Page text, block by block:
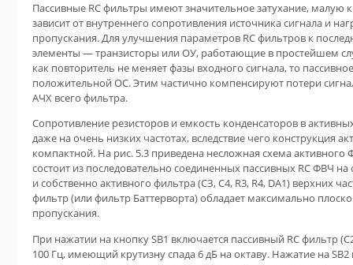
Пассивные RC фильтры имеют значительное затухание, малую
зависит от внутреннего сопротивления источника сигнала и
пропускания. Для улучшения параметров RC фильтров к
элементы — транзисторы или ОУ, работающие в простейшем
как повторитель не меняет фазы входного сигнала, то
положительной ОС. Этим частично компенсируют потери
АЧХ всего фильтра.
Сопротивление резисторов и емкость конденсаторов в
даже на очень низких частотах, вследствие чего конструкция
компактной. На рис. 5.3 приведена несложная схема
состоит из последовательно соединенных пассивных RC ФВЧ на
и собственно активного фильтра (СЗ, С4, R3, R4, DA1) верхних
фильтр (или фильтр Баттерворта) обладает максимально
пропускания.
При нажатии на кнопку SB1 включается пассивный RC фильтр
100 Гц, имеющий крутизну спада 6 дБ на октаву. Нажатие на